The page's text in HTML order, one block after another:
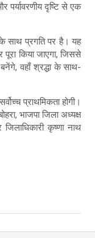
पर्यावरणीय दृष्टि से एक
साथ प्रगति पर है। यह
किया जाएगा, जिससे
वहाँ श्रद्धा के साथ-
प्राथमिकता होगी।
भाजपा जिला अध्यक्ष
कृष्णा नाथ